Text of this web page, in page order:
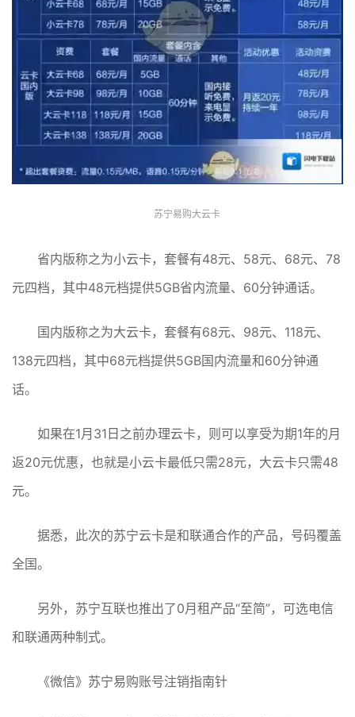
苏宁易购大云卡
省内版称之为小云卡，套餐有48元、58元、68元、78
元四档，其中48元档提供5GB省内流量、60分钟通话。
国内版称之为大云卡，套餐有68元、98元、118元、
138元四档，其中68元档提供5GB国内流量和60分钟通
话。
如果在1月31日之前办理云卡，则可以享受为期1年的月
返20元优惠，也就是小云卡最低只需28元，大云卡只需48
元。
据悉，此次的苏宁云卡是和联通合作的产品，号码覆盖
全国。
另外，苏宁互联也推出了0月租产品“至简”，可选电信
和联通两种制式。
《微信》苏宁易购账号注销指南针